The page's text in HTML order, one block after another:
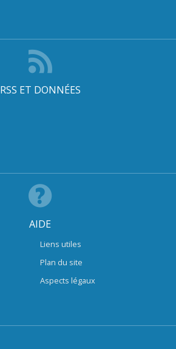
RSS ET DONNÉES
AIDE
Liens utiles
Plan du site
Aspects légaux